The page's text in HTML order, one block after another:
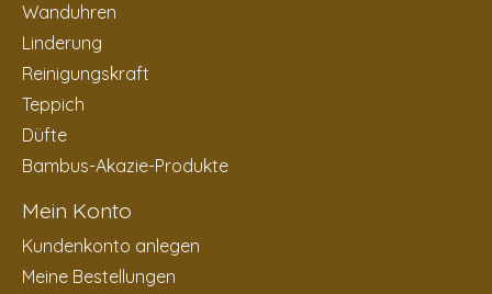
Wanduhren
Linderung
Reinigungskraft
Teppich
Düfte
Bambus-Akazie-Produkte
Mein Konto
Kundenkonto anlegen
Meine Bestellungen